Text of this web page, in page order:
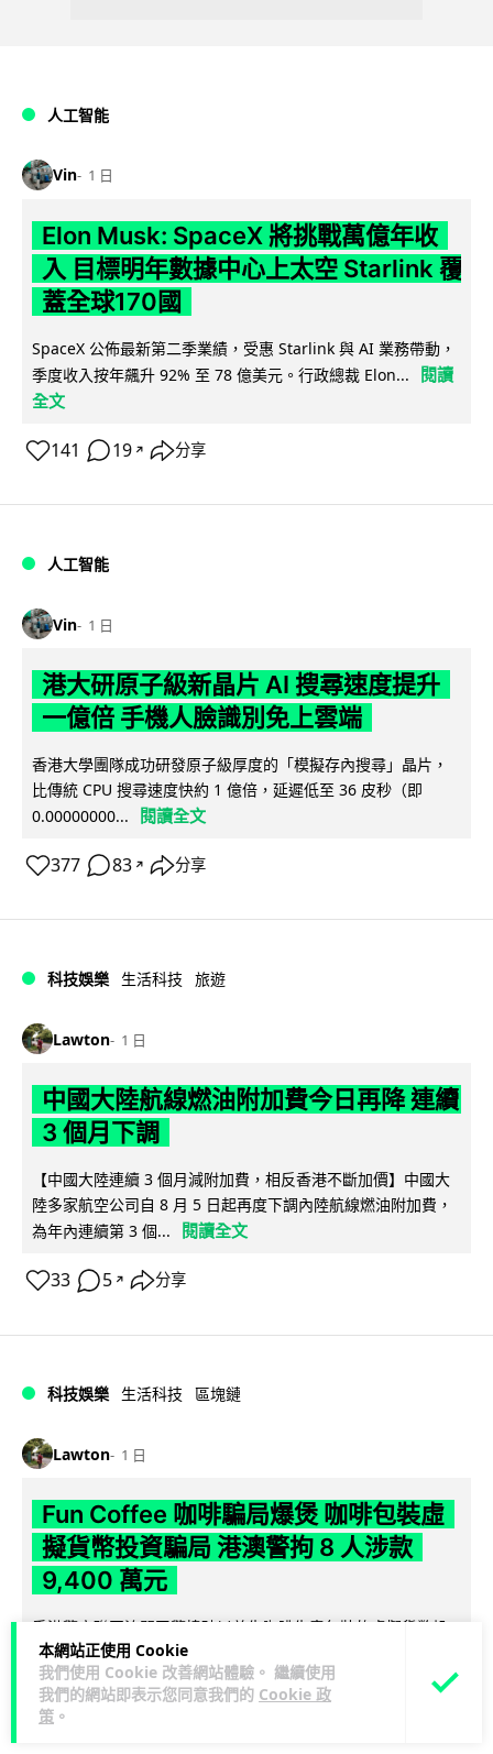
本網站正使用 Cookie
我們使用 Cookie 改善網站體驗。 繼續使用
我們的網站即表示您同意我們的 Cookie 政
策 。
人工智能
Vin 1 日
Elon Musk: SpaceX 將挑戰萬億年收
入 目標明年數據中心上太空 Starlink 覆
蓋全球170國
SpaceX 公佈最新第二季業績，受惠 Starlink 與 AI 業務帶動，
季度收入按年飆升 92% 至 78 億美元。行政總裁 Elon...
閱讀
全文
141 19 ↗ 分享
人工智能
Vin 1 日
港大研原子級新晶片 AI 搜尋速度提升
一億倍 手機人臉識別免上雲端
香港大學團隊成功研發原子級厚度的「模擬存內搜尋」晶片，
比傳統 CPU 搜尋速度快約 1 億倍，延遲低至 36 皮秒（即
0.00000000...
閱讀全文
377 83 ↗ 分享
科技娛樂 生活科技 旅遊
Lawton 1 日
中國大陸航線燃油附加費今日再降 連續
3 個月下調
【中國大陸連續 3 個月減附加費，相反香港不斷加價】中國大
陸多家航空公司自 8 月 5 日起再度下調內陸航線燃油附加費，
為年內連續第 3 個...
閱讀全文
33 5 ↗ 分享
科技娛樂 生活科技 區塊鏈
Lawton 1 日
Fun Coffee 咖啡騙局爆煲 咖啡包裝虛
擬貨幣投資騙局 港澳警拘 8 人涉款
9,400 萬元
香港警方聯同澳門司警搗破以養生咖啡生意包裝的虛擬貨幣投
資騙局 Fun Coffee，兩地共拘捕 8 人，接獲逾 200 宗舉報，涉
款 9,4... 閱讀全文
119